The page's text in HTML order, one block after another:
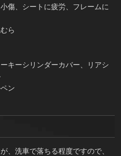
傷、シートに疲労、フレームに
ら
キーシリンダーカバー、リアシ
ン
、洗車で落ちる程度ですので、